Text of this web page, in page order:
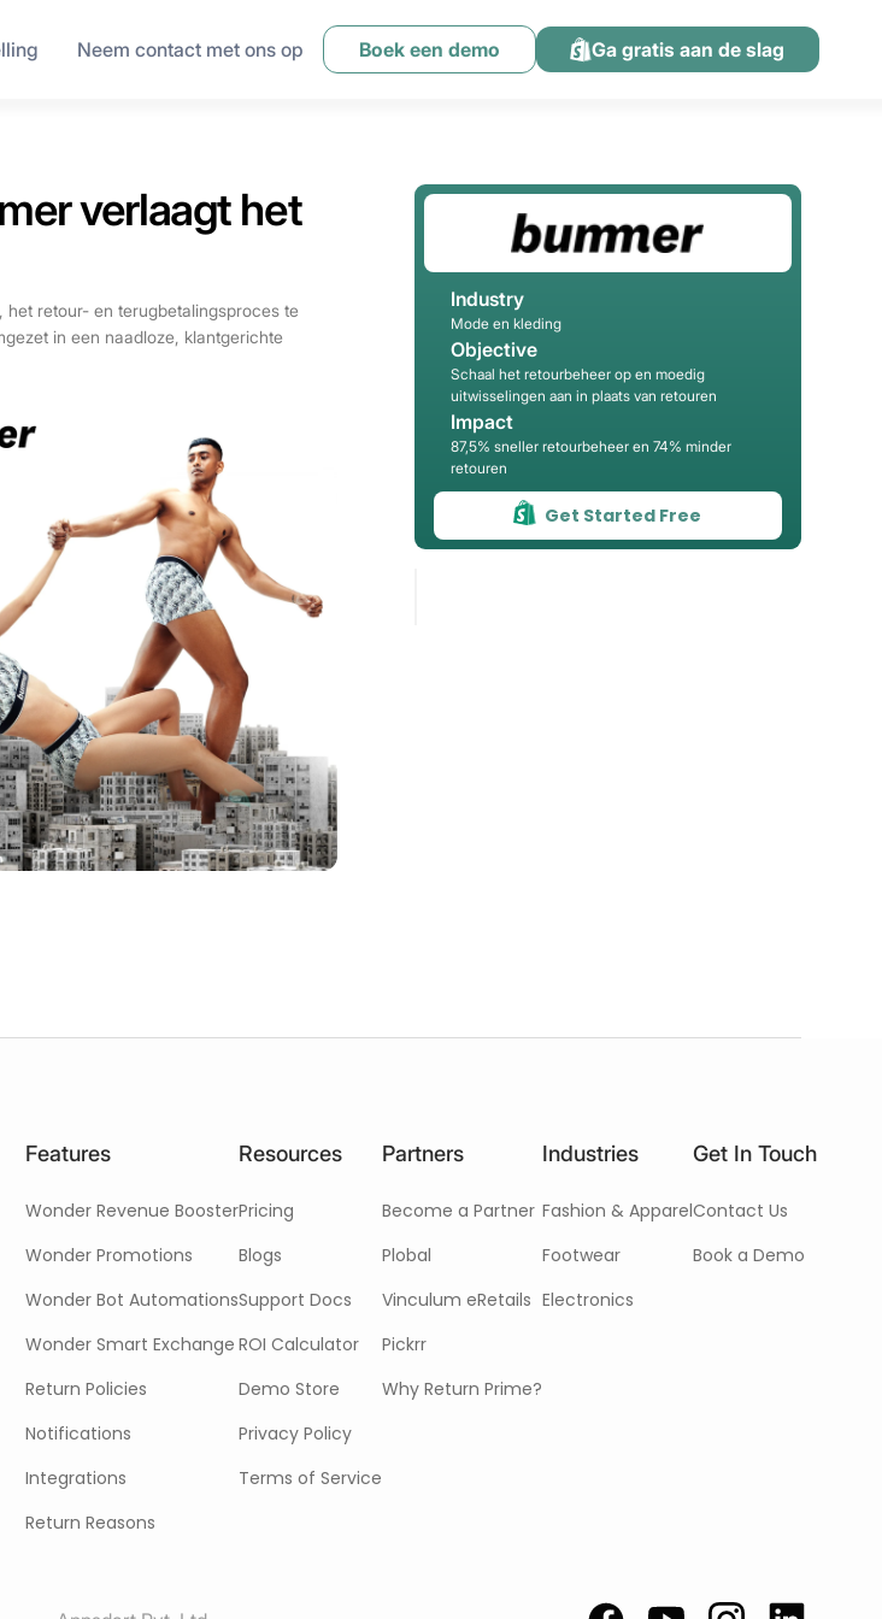
Neem contact met ons op Boek een demo Ga gratis aan de slag
verlaagt het
het retour- en terugbetalingsproces te
in een naadloze, klantgerichte
Industry
Mode en kleding
Objective
Schaal het retourbeheer op en moedig
uitwisselingen aan in plaats van retouren
Impact
87,5% sneller retourbeheer en 74% minder
retouren
Get Started Free
Features
Wonder Revenue Booster
Wonder Promotions
Wonder Bot Automations
Wonder Smart Exchange
Return Policies
Notifications
Integrations
Return Reasons
Resources
Pricing
Blogs
Support Docs
ROI Calculator
Demo Store
Privacy Policy
Terms of Service
Partners
Become a Partner
Plobal
Vinculum eRetails
Pickrr
Why Return Prime?
Industries
Fashion & Apparel
Footwear
Electronics
Get In Touch
Contact Us
Book a Demo